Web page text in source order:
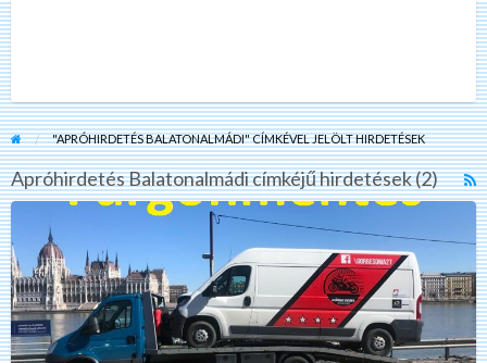
"APRÓHIRDETÉS BALATONALMÁDI" CÍMKÉVEL JELÖLT HIRDETÉSEK
Apróhirdetés Balatonalmádi címkéjű hirdetések (2)
Nem
indul
az
Balatonföldvár
Balatonőszöd
Balatonlelle